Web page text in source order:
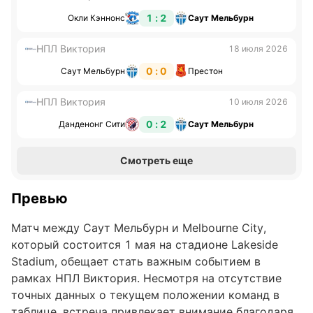
Окли Кэннонс 1 : 2 Саут Мельбурн
НПЛ Виктория 18 июля 2026
Саут Мельбурн 0 : 0 Престон
НПЛ Виктория 10 июля 2026
Данденонг Сити 0 : 2 Саут Мельбурн
Смотреть еще
Превью
Матч между Саут Мельбурн и Melbourne City,
который состоится 1 мая на стадионе Lakeside
Stadium, обещает стать важным событием в
рамках НПЛ Виктория. Несмотря на отсутствие
точных данных о текущем положении команд в